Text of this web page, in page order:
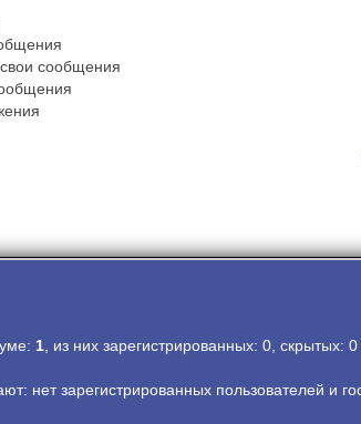
сообщения
1, из них зарегистрированных: 0, скрытых: 0
нет зарегистрированных пользователей и